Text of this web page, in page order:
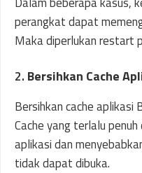
perangkat dapat
Maka diperlukan restart
2. Bersihkan Cache
Bersihkan cache aplikasi
Cache yang terlalu
aplikasi dan
tidak dapat dibuka.